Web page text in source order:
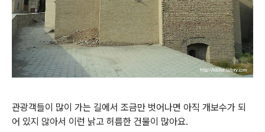
관광객들이 많이 가는 길에서 조금만 벗어나면 아직 개보수가 되
어 있지 않아서 이런 낡고 허름한 건물이 많아요.